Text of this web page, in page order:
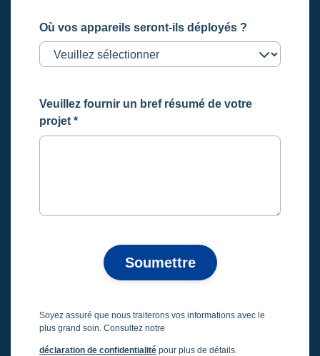
Où vos appareils seront-ils déployés ?
Veuillez fournir un bref résumé de votre
projet*
Soumettre
Soyez assuré que nous traiterons vos informations avec le
plus grand soin. Consultez notre
déclaration de confidentialité pour plus de détails.